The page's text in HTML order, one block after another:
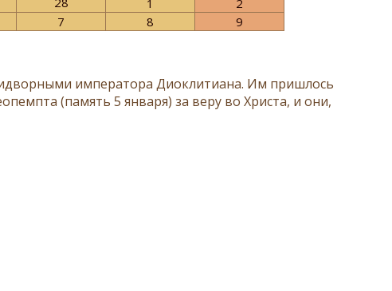
1
2
7 8 9
императора Диоклитиана. Им пришлось
(память 5 января) за веру во Христа, и они,